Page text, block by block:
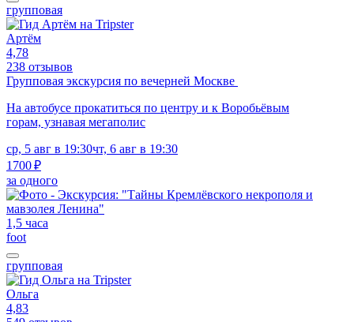
групповая
Артём
4,78
238 отзывов
Групповая экскурсия по вечерней Москве
На автобусе прокатиться по центру и к Воробьёвым
горам, узнавая мегаполис
ср, 5 авг в 19:30чт, 6 авг в 19:30
1700 ₽
за одного
1,5 часа
foot
групповая
Ольга
4,83